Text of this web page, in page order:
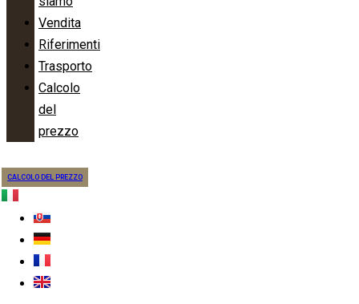
Vendita
Riferimenti
Trasporto
Calcolo
del
prezzo
CALCOLO DEL PREZZO